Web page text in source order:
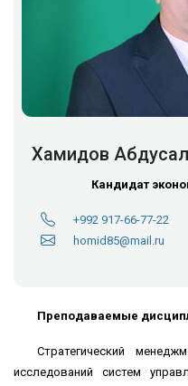
Хамидов
Кандидат
+992 917-66-77-22
homid85@mail.ru
Преподаваемые
Стратегический
исследований систем